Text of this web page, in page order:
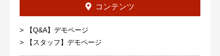
コンテンツ
【Q&A】デモページ
【スタッフ】デモページ